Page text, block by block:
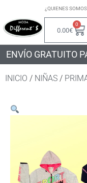
¿QUIENES
0.00€
0
ENVÍO GRATUITO
INICIO / NIÑAS /